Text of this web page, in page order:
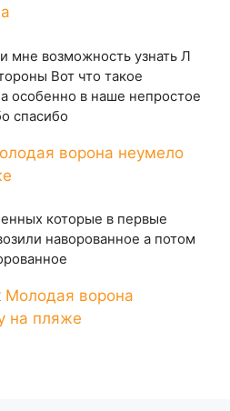
мне возможность узнать Л
Вот что такое
особенно в наше непростое
спасибо
ворона неумело
которые в первые
наворованное а потом
Молодая ворона
на пляже